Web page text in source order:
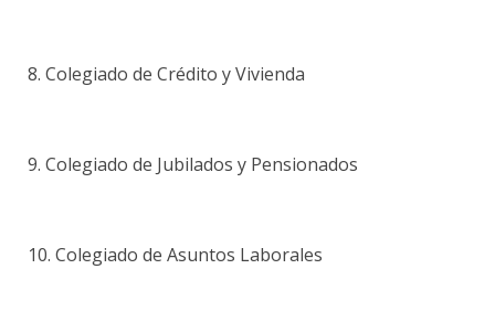
8. Colegiado de Crédito y Vivienda
9. Colegiado de Jubilados y Pensionados
10. Colegiado de Asuntos Laborales